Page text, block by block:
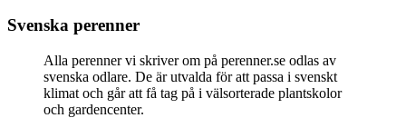
Svenska perenner
Alla perenner vi skriver om på perenner.se odlas av
svenska odlare. De är utvalda för att passa i svenskt
klimat och går att få tag på i välsorterade plantskolor
och gardencenter.